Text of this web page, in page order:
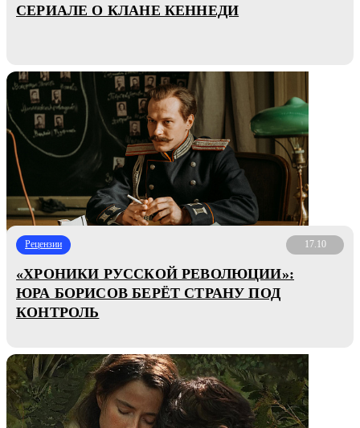
СЕРИАЛЕ О КЛАНЕ КЕННЕДИ
Рецензии 17.10
«ХРОНИКИ РУССКОЙ РЕВОЛЮЦИИ»:
ЮРА БОРИСОВ БЕРЁТ СТРАНУ ПОД
КОНТРОЛЬ